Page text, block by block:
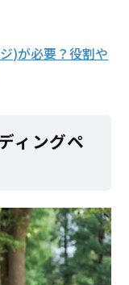
)が必要？役割や
ィングペ